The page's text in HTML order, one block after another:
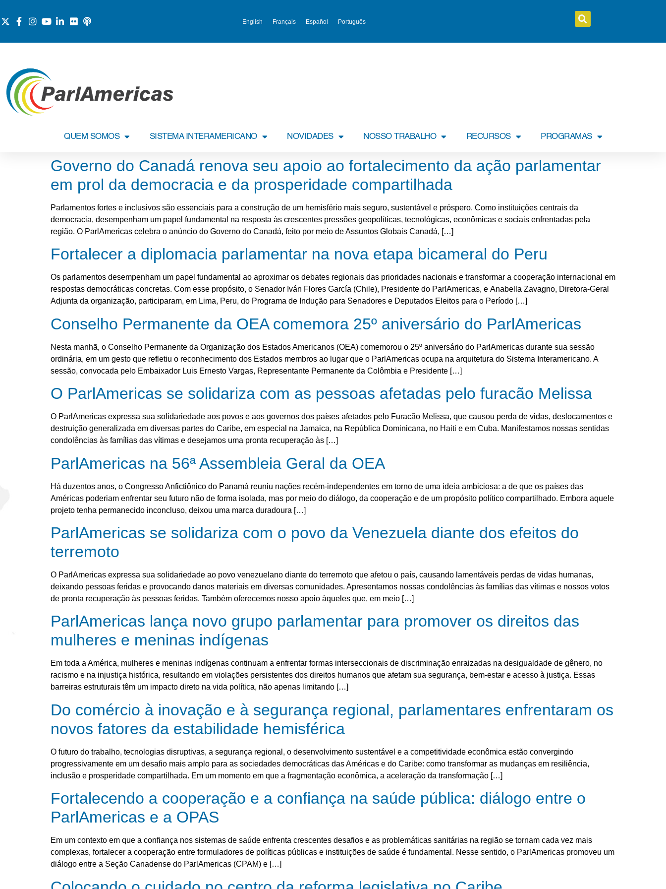
English Français Español Português
QUEM SOMOS SISTEMA INTERAMERICANO NOVIDADES NOSSO TRABALHO RECURSOS PROGRAMAS
Governo do Canadá renova seu apoio ao fortalecimento da ação parlamentar
em prol da democracia e da prosperidade compartilhada
Parlamentos fortes e inclusivos são essenciais para a construção de um hemisfério mais seguro, sustentável e próspero. Como instituições centrais da
democracia, desempenham um papel fundamental na resposta às crescentes pressões geopolíticas, tecnológicas, econômicas e sociais enfrentadas pela
região. O ParlAmericas celebra o anúncio do Governo do Canadá, feito por meio de Assuntos Globais Canadá, […]
Fortalecer a diplomacia parlamentar na nova etapa bicameral do Peru
Os parlamentos desempenham um papel fundamental ao aproximar os debates regionais das prioridades nacionais e transformar a cooperação internacional em
respostas democráticas concretas. Com esse propósito, o Senador Iván Flores García (Chile), Presidente do ParlAmericas, e Anabella Zavagno, Diretora-Geral
Adjunta da organização, participaram, em Lima, Peru, do Programa de Indução para Senadores e Deputados Eleitos para o Período […]
Conselho Permanente da OEA comemora 25º aniversário do ParlAmericas
Nesta manhã, o Conselho Permanente da Organização dos Estados Americanos (OEA) comemorou o 25º aniversário do ParlAmericas durante sua sessão
ordinária, em um gesto que refletiu o reconhecimento dos Estados membros ao lugar que o ParlAmericas ocupa na arquitetura do Sistema Interamericano. A
sessão, convocada pelo Embaixador Luis Ernesto Vargas, Representante Permanente da Colômbia e Presidente […]
O ParlAmericas se solidariza com as pessoas afetadas pelo furacão Melissa
O ParlAmericas expressa sua solidariedade aos povos e aos governos dos países afetados pelo Furacão Melissa, que causou perda de vidas, deslocamentos e
destruição generalizada em diversas partes do Caribe, em especial na Jamaica, na República Dominicana, no Haiti e em Cuba. Manifestamos nossas sentidas
condolências às famílias das vítimas e desejamos uma pronta recuperação às […]
ParlAmericas na 56ª Assembleia Geral da OEA
Há duzentos anos, o Congresso Anfictiônico do Panamá reuniu nações recém-independentes em torno de uma ideia ambiciosa: a de que os países das
Américas poderiam enfrentar seu futuro não de forma isolada, mas por meio do diálogo, da cooperação e de um propósito político compartilhado. Embora aquele
projeto tenha permanecido inconcluso, deixou uma marca duradoura […]
ParlAmericas se solidariza com o povo da Venezuela diante dos efeitos do
terremoto
O ParlAmericas expressa sua solidariedade ao povo venezuelano diante do terremoto que afetou o país, causando lamentáveis perdas de vidas humanas,
deixando pessoas feridas e provocando danos materiais em diversas comunidades. Apresentamos nossas condolências às famílias das vítimas e nossos votos
de pronta recuperação às pessoas feridas. Também oferecemos nosso apoio àqueles que, em meio […]
ParlAmericas lança novo grupo parlamentar para promover os direitos das
mulheres e meninas indígenas
Em toda a América, mulheres e meninas indígenas continuam a enfrentar formas interseccionais de discriminação enraizadas na desigualdade de gênero, no
racismo e na injustiça histórica, resultando em violações persistentes dos direitos humanos que afetam sua segurança, bem-estar e acesso à justiça. Essas
barreiras estruturais têm um impacto direto na vida política, não apenas limitando […]
Do comércio à inovação e à segurança regional, parlamentares enfrentaram os
novos fatores da estabilidade hemisférica
O futuro do trabalho, tecnologias disruptivas, a segurança regional, o desenvolvimento sustentável e a competitividade econômica estão convergindo
progressivamente em um desafio mais amplo para as sociedades democráticas das Américas e do Caribe: como transformar as mudanças em resiliência,
inclusão e prosperidade compartilhada. Em um momento em que a fragmentação econômica, a aceleração da transformação […]
Fortalecendo a cooperação e a confiança na saúde pública: diálogo entre o
ParlAmericas e a OPAS
Em um contexto em que a confiança nos sistemas de saúde enfrenta crescentes desafios e as problemáticas sanitárias na região se tornam cada vez mais
complexas, fortalecer a cooperação entre formuladores de políticas públicas e instituições de saúde é fundamental. Nesse sentido, o ParlAmericas promoveu um
diálogo entre a Seção Canadense do ParlAmericas (CPAM) e […]